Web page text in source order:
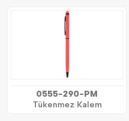
0555-290-PM
Tükenmez Kalem